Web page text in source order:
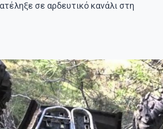
σε αρδευτικό κανάλι στη